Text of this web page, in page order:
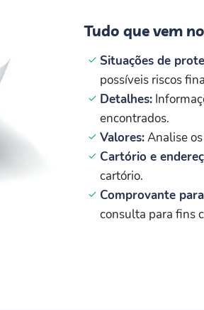
Tudo que vem
Situações de
possíveis riscos
Detalhes:
encontrados.
Valores:Analise
Cartório e
cartório.
Comprovante
consulta para fins